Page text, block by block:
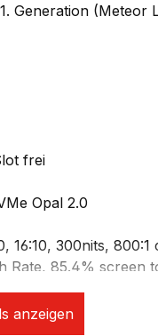
Generation (Meteor
frei
Opal 2.0
16:10, 300nits,
Rate, 85.4% screen